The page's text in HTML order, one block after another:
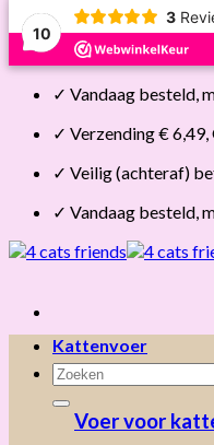
10
3
Skip
✓ Vandaag besteld,
✓ Verzending €
✓ Veilig (achteraf)
✓ Vandaag besteld,
Zoeken
naar:
Kattenvoer
Voer voor